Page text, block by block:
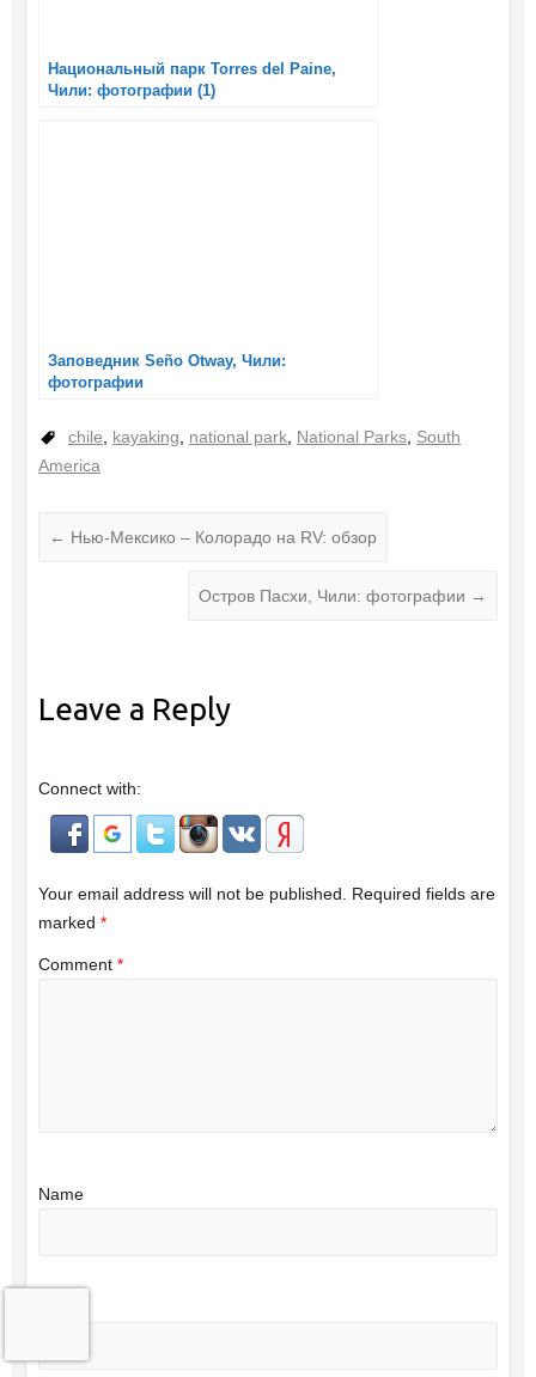
Национальный парк Torres del Paine,
Чили: фотографии (1)
Заповедник Seño Otway, Чили:
фотографии
chile, kayaking, national park, National Parks, South
America
← Нью-Мексико – Колорадо на RV: обзор
Остров Пасхи, Чили: фотографии →
Leave a Reply
Connect with:
Your email address will not be published.
Required fields are
marked *
Comment *
Name